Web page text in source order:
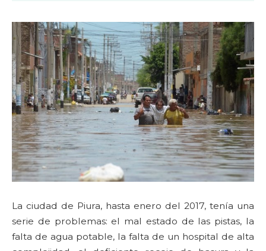
La ciudad de Piura, hasta enero del 2017, tenía una
serie de problemas: el mal estado de las pistas, la
falta de agua potable, la falta de un hospital de alta